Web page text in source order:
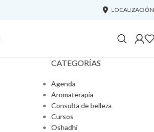
LOCALIZACIÓN
CATEGORÍAS
Agenda
Aromaterapia
Consulta de belleza
Cursos
Oshadhi